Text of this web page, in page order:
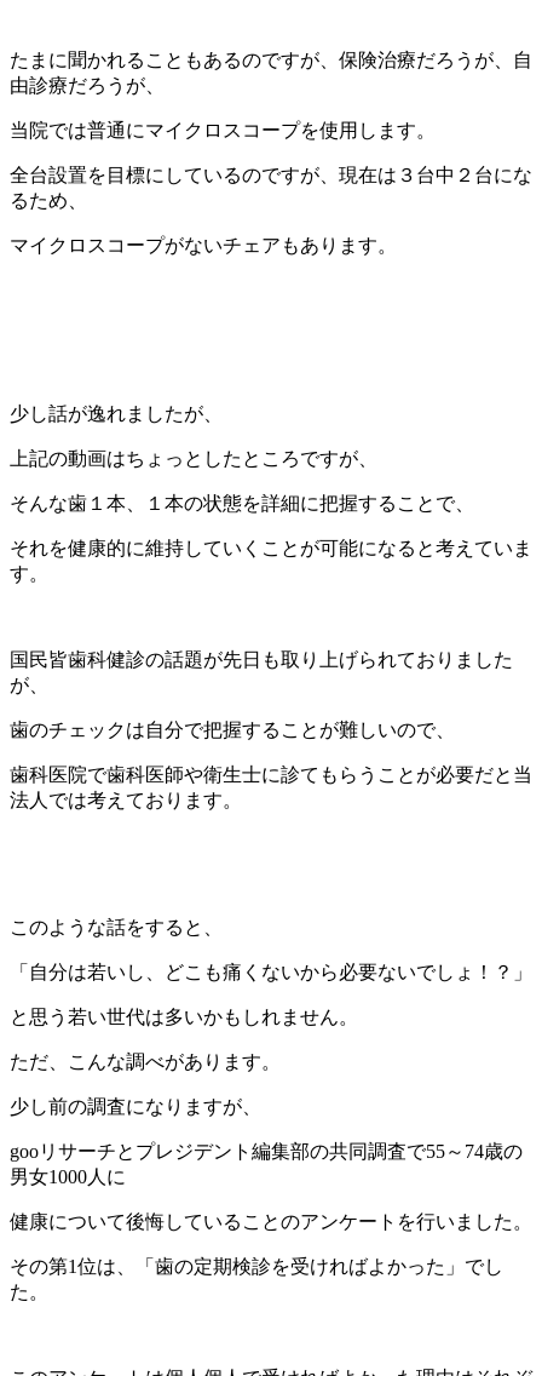
たまに聞かれることもあるのですが、保険治療だろうが、自
由診療だろうが、
当院では普通にマイクロスコープを使用します。
全台設置を目標にしているのですが、現在は３台中２台にな
るため、
マイクロスコープがないチェアもあります。
少し話が逸れましたが、
上記の動画はちょっとしたところですが、
そんな歯１本、１本の状態を詳細に把握することで、
それを健康的に維持していくことが可能になると考えていま
す。
国民皆歯科健診の話題が先日も取り上げられておりました
が、
歯のチェックは自分で把握することが難しいので、
歯科医院で歯科医師や衛生士に診てもらうことが必要だと当
法人では考えております。
このような話をすると、
「自分は若いし、どこも痛くないから必要ないでしょ！？」
と思う若い世代は多いかもしれません。
ただ、こんな調べがあります。
少し前の調査になりますが、
gooリサーチとプレジデント編集部の共同調査で55～74歳の
男女1000人に
健康について後悔していることのアンケートを行いました。
その第1位は、「歯の定期検診を受ければよかった」でし
た。